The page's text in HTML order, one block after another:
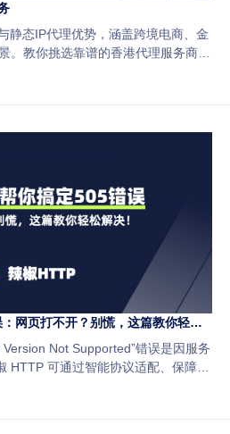
静态IP代理优势，涵盖跨境电商、金
。教你挑选靠谱的香港代理服务商，
定、纯净安全的香港静态IP与7×24
网页打不开？别慌，这篇教你轻松
Not Supported”错误是因服务
HTTP 可通过智能协议适配、保障 IP
支持 3 步解决，还能搞定 403、503